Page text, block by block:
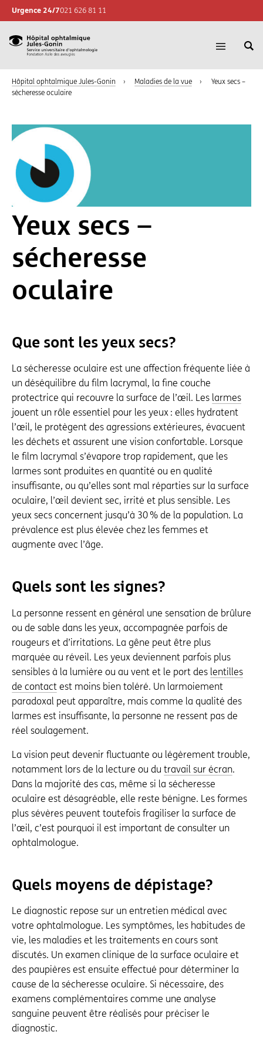
Urgence 24/7021 626 81 11
Hôpital
ophtalmique
Jules-
Gonin,
universitaire
d'ophtalmologie,
Fondation
Asile
aveugles
la
Hôpital ophtalmique Jules-Gonin › Maladies de la vue ›
Yeux secs –
sécheresse oculaire
Yeux secs –
sécheresse
oculaire
Que sont les yeux secs?
La sécheresse oculaire est une affection fréquente liée à
un déséquilibre du film lacrymal, la fine couche
protectrice qui recouvre la surface de l’œil. Les larmes
jouent un rôle essentiel pour les yeux : elles hydratent
l’œil, le protègent des agressions extérieures, évacuent
les déchets et assurent une vision confortable. Lorsque
le film lacrymal s’évapore trop rapidement, que les
larmes sont produites en quantité ou en qualité
insuffisante, ou qu’elles sont mal réparties sur la surface
oculaire, l’œil devient sec, irrité et plus sensible. Les
yeux secs concernent jusqu’à 30 % de la population. La
prévalence est plus élevée chez les femmes et
augmente avec l’âge.
Quels sont les signes?
La personne ressent en général une sensation de brûlure
ou de sable dans les yeux, accompagnée parfois de
rougeurs et d’irritations. La gêne peut être plus
marquée au réveil. Les yeux deviennent parfois plus
sensibles à la lumière ou au vent et le port des lentilles
de contact est moins bien toléré. Un larmoiement
paradoxal peut apparaître, mais comme la qualité des
larmes est insuffisante, la personne ne ressent pas de
réel soulagement.
La vision peut devenir fluctuante ou légèrement trouble,
notamment lors de la lecture ou du travail sur écran.
Dans la majorité des cas, même si la sécheresse
oculaire est désagréable, elle reste bénigne. Les formes
plus sévères peuvent toutefois fragiliser la surface de
l’œil, c’est pourquoi il est important de consulter un
ophtalmologue.
Quels moyens de dépistage?
Le diagnostic repose sur un entretien médical avec
votre ophtalmologue. Les symptômes, les habitudes de
vie, les maladies et les traitements en cours sont
discutés. Un examen clinique de la surface oculaire et
des paupières est ensuite effectué pour déterminer la
cause de la sécheresse oculaire. Si nécessaire, des
examens complémentaires comme une analyse
sanguine peuvent être réalisés pour préciser le
diagnostic.